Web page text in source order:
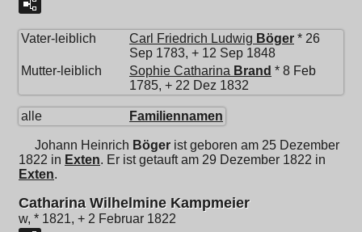
Vater-leiblich Carl Friedrich Ludwig Böger * 26
Sep 1783, + 12 Sep 1848
Mutter-leiblich
Sophie Catharina Brand * 8 Feb
1785, + 22 Dez 1832
alle Familiennamen
Johann Heinrich Böger ist geboren am 25 Dezember
1822 in Exten. Er ist getauft am 29 Dezember 1822 in
Exten.
Catharina Wilhelmine Kampmeier
w, * 1821, + 2 Februar 1822